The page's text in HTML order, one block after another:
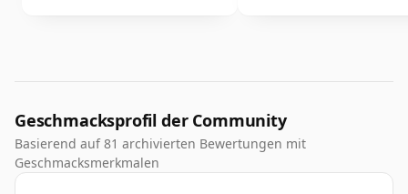
Geschmacksprofil der Community
Basierend auf 81 archivierten Bewertungen mit
Geschmacksmerkmalen